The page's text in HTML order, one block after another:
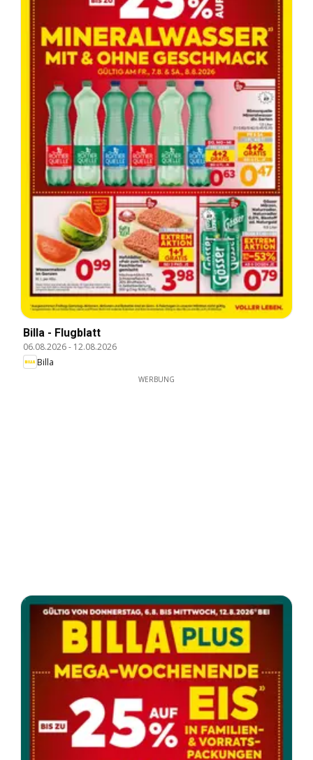
Billa - Flugblatt
06.08.2026- 12.08.2026
Billa
WERBUNG